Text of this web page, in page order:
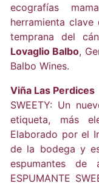
ecografías
herramienta
temprana del
Lovaglio Balbo,
Balbo Wines.
Viña Las Perdices
SWEETY: Un
etiqueta, más
Elaborado por el
de la bodega y
espumantes de
ESPUMANTE